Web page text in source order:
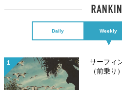
Daily Weekly
サーフィ
（前乗り